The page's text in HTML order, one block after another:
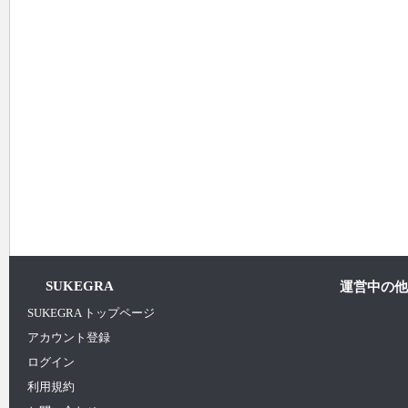
SUKEGRA 運営中の
SUKEGRA トップページ
アカウント登録
ログイン
利用規約